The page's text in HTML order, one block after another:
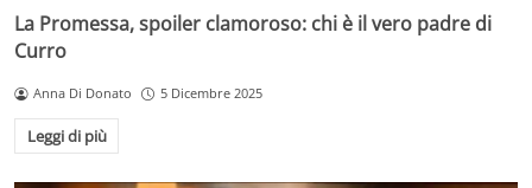
La Promessa, spoiler clamoroso: chi è il vero padre di
Curro
Anna Di Donato 5 Dicembre 2025
Leggi di più